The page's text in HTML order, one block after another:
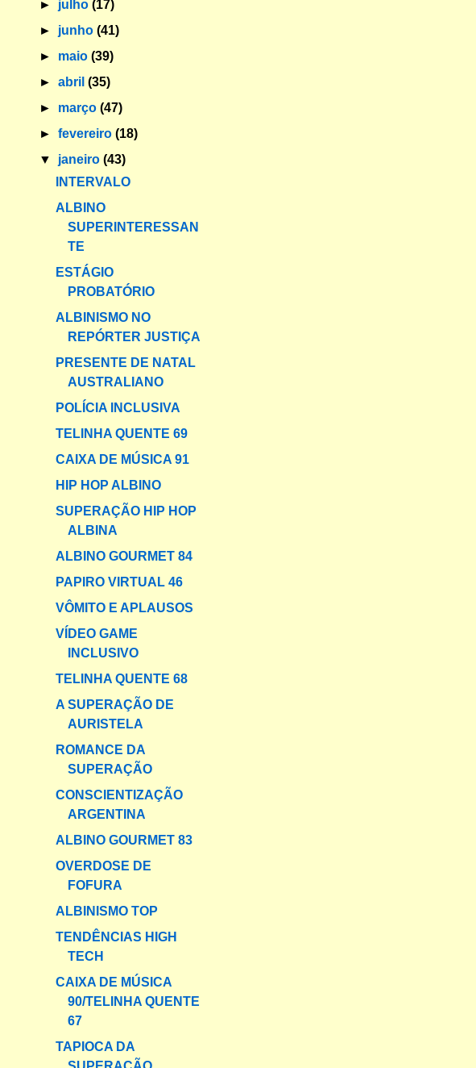
► julho(17)
► junho(41)
► maio(39)
►abril(35)
► março(47)
►fevereiro(18)
▼ janeiro(43)
INTERVALO
ALBINO
SUPERINTERESSAN
TE
ESTÁGIO
PROBATÓRIO
ALBINISMO NO
REPÓRTER JUSTIÇA
PRESENTE DE NATAL
AUSTRALIANO
POLÍCIA INCLUSIVA
TELINHA QUENTE 69
CAIXA DE MÚSICA 91
HIP HOP ALBINO
SUPERAÇÃO HIP HOP
ALBINA
ALBINO GOURMET 84
PAPIRO VIRTUAL 46
VÔMITO E APLAUSOS
VÍDEO GAME
INCLUSIVO
TELINHA QUENTE 68
A SUPERAÇÃO DE
AURISTELA
ROMANCE DA
SUPERAÇÃO
CONSCIENTIZAÇÃO
ARGENTINA
ALBINO GOURMET 83
OVERDOSE DE
FOFURA
ALBINISMO TOP
TENDÊNCIAS HIGH
TECH
CAIXA DE MÚSICA
90/TELINHA QUENTE
67
TAPIOCA DA